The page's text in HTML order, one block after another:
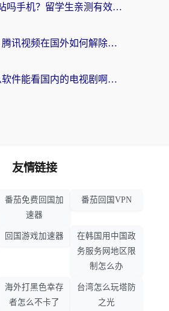
海外可以看b站吗手机？留学生亲测有效的回国加速指南
海外党必看：腾讯视频在国外如何解除地域限制？附优酷咪咕使用指南
在国外用什么软件能看国内的电视剧啊？留学生亲测有效的回国加速方案
友情链接
番茄免费回国加
速器
番茄回国VPN
回国游戏加速器
在韩国用中国政
务服务网地区限
制怎么办
海外打黑色幸存
者怎么不卡了
台湾怎么玩塔防
之光